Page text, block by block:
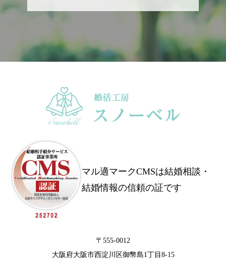
マル適マークCMSは結婚相談・
結婚情報の信頼の証です
〒555-0012
大阪府大阪市西淀川区御幣島1丁目8-15